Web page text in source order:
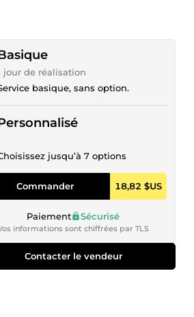
jour de réalisation
basique, sans option.
jusqu’à 7 options
Commander 18,82 $US
Paiement Sécurisé
informations sont chiffrées par TLS
Contacter le vendeur